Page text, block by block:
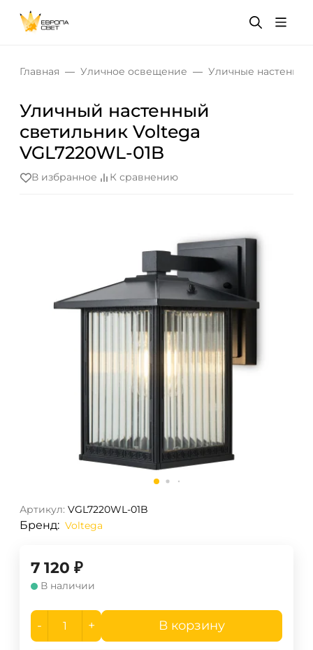
Главная Уличное освещение Уличные
Уличный настенный
светильник Voltega
VGL7220WL-01B
В избранное К сравнению
Артикул: VGL7220WL-01B
Бренд: Voltega
7 120 ₽
В наличии
- + В корзину